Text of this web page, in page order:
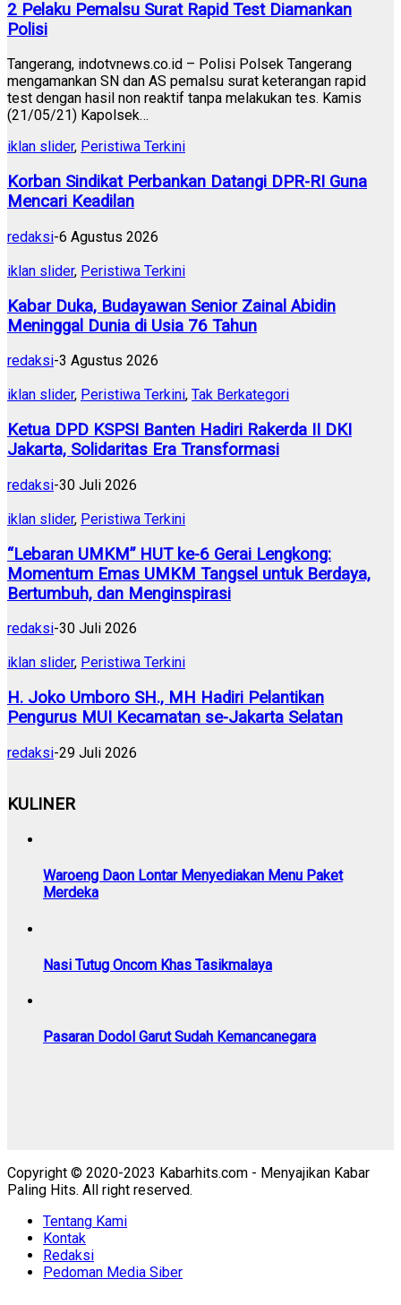
2 Pelaku Pemalsu Surat Rapid Test Diamankan
Polisi
Tangerang, indotvnews.co.id – Polisi Polsek Tangerang
mengamankan SN dan AS pemalsu surat keterangan rapid
test dengan hasil non reaktif tanpa melakukan tes. Kamis
(21/05/21) Kapolsek…
iklan slider, Peristiwa Terkini
Korban Sindikat Perbankan Datangi DPR-RI Guna
Mencari Keadilan
redaksi-6 Agustus 2026
iklan slider, Peristiwa Terkini
Kabar Duka, Budayawan Senior Zainal Abidin
Meninggal Dunia di Usia 76 Tahun
redaksi-3 Agustus 2026
iklan slider, Peristiwa Terkini, Tak Berkategori
Ketua DPD KSPSI Banten Hadiri Rakerda II DKI
Jakarta, Solidaritas Era Transformasi
redaksi-30 Juli 2026
iklan slider, Peristiwa Terkini
“Lebaran UMKM” HUT ke-6 Gerai Lengkong:
Momentum Emas UMKM Tangsel untuk Berdaya,
Bertumbuh, dan Menginspirasi
redaksi-30 Juli 2026
iklan slider, Peristiwa Terkini
H. Joko Umboro SH., MH Hadiri Pelantikan
Pengurus MUI Kecamatan se-Jakarta Selatan
redaksi-29 Juli 2026
KULINER
Waroeng Daon Lontar Menyediakan Menu Paket
Merdeka
Nasi Tutug Oncom Khas Tasikmalaya
Pasaran Dodol Garut Sudah Kemancanegara
Copyright © 2020-2023 Kabarhits.com - Menyajikan Kabar
Paling Hits. All right reserved.
Tentang Kami
Kontak
Redaksi
Pedoman Media Siber